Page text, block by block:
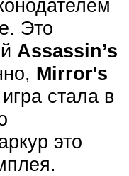
Это
Assassin’s
Mirror's
стала в
это